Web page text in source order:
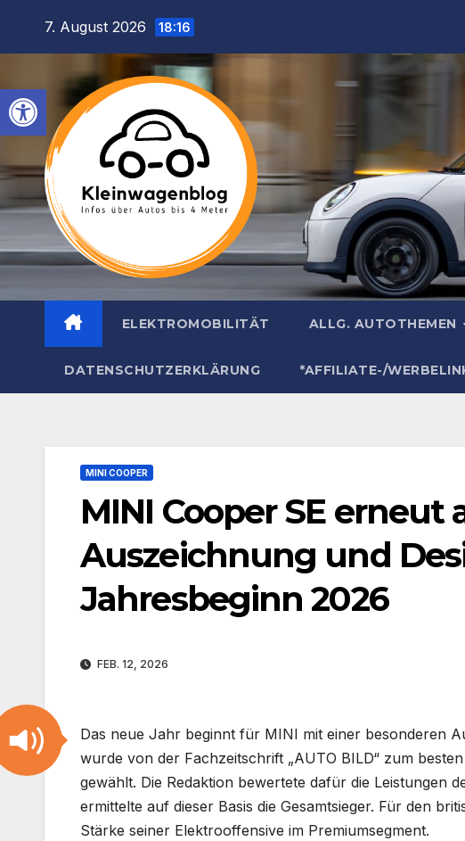
Werkzeugleiste öffnen
springen7. August 2026 18:16
ELEKTROMOBILITÄT ALLG. AUTOTHEMEN
DATENSCHUTZERKLÄRUNG *AFFILIATE-/
MINI COOPER
MINI Cooper SE erneut
Auszeichnung und
Jahresbeginn 2026
FEB. 12, 2026
Das neue Jahr beginnt für MINI mit einer besonderen
wurde von der Fachzeitschrift „AUTO BILD“ zum
gewählt. Die Redaktion bewertete dafür die Leistungen
ermittelte auf dieser Basis die Gesamtsieger. Für den
Stärke seiner Elektrooffensive im Premiumsegment.